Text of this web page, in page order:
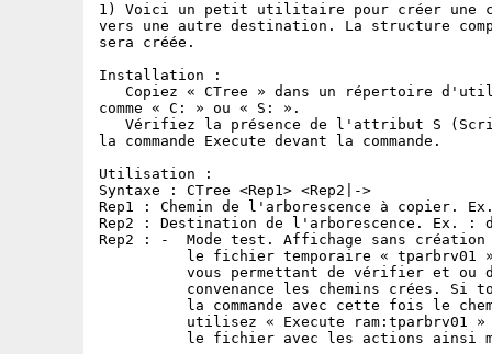
1) Voici un petit utilitaire pour créer une
vers une autre destination. La structure
sera créée.
Installation :
Copiez « CTree » dans un répertoire
comme « C: » ou « S: ».
Vérifiez la présence de l'attribut S
la commande Execute devant la commande.
Utilisation :
Syntaxe : CTree <Rep1> <Rep2|->
Rep1 : Chemin de l'arborescence à copier.
Rep2 : Destination de l'arborescence. Ex. :
Rep2 : -  Mode test. Affichage sans création
le fichier temporaire « tparbrv01
vous permettant de vérifier et ou
convenance les chemins crées. Si
la commande avec cette fois le
utilisez « Execute ram:tparbrv01
le fichier avec les actions ainsi